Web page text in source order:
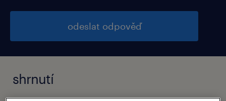
odeslat odpověď
shrnutí